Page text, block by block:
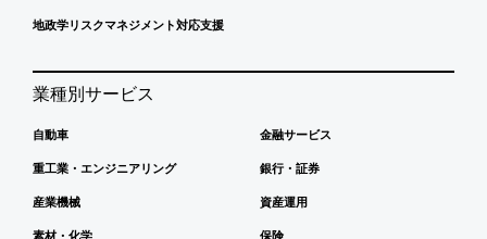
地政学リスクマネジメント対応支援
業種別サービス
自動車
重工業・エンジニアリング
産業機械
素材・化学
金融サービス
銀行・証券
資産運用
保険